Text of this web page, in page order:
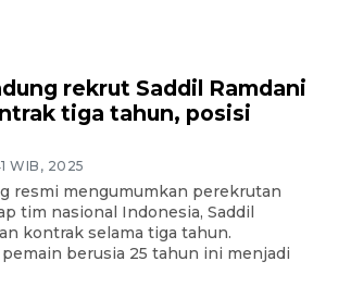
rekrut Saddil Ramdani
tiga tahun, posisi
WIB, 2025
resmi mengumumkan perekrutan
tim nasional Indonesia, Saddil
kontrak selama tiga tahun.
berusia 25 tahun ini menjadi